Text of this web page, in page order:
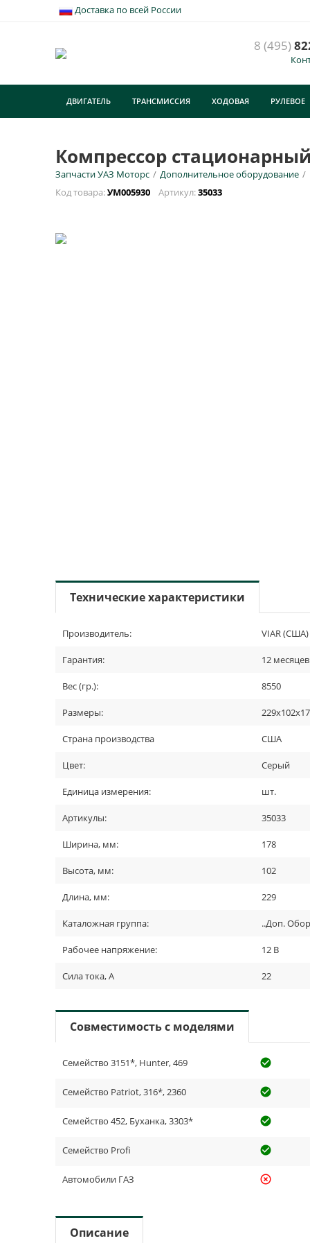
Доставка по всей России
8 (495)
ДВИГАТЕЛЬ ТРАНСМИССИЯ ХОДОВАЯ РУЛЕВОЕ
Компрессор
Запчасти УАЗ Моторс / Дополнительное оборудование /
Код товара:УМ005930 Артикул:35033
Технические характеристики
Производитель: VIAR (США)
Гарантия: 12 месяцев
Вес (гр.): 8550
Размеры:
Страна производства США
Цвет: Серый
Единица измерения: шт.
Артикулы: 35033
Ширина, мм: 178
Высота, мм: 102
Длина, мм: 229
Каталожная группа: ..Доп.
Рабочее напряжение: 12 В
Сила тока, А 22
Совместимость с моделями
Семейство 3151*, Hunter, 469
Семейство Patriot, 316*, 2360
Семейство 452, Буханка, 3303*
Семейство Profi
Автомобили ГАЗ highlight_off
Описание